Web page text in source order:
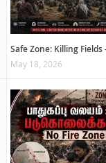
Safe Zone: Killing Fields
May 18, 2026